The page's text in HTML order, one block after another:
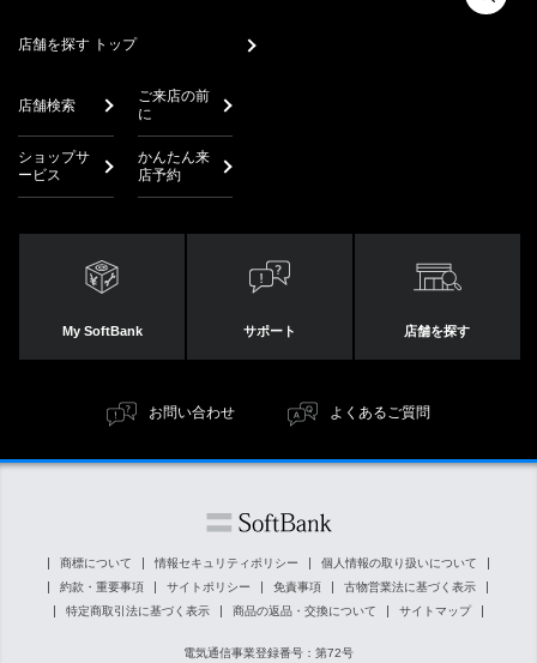
店舗を探す トップ
店舗検索
ご来店の前
に
ショップサ
ービス
かんたん来
店予約
My SoftBank サポート 店舗を探す
お問い合わせ よくあるご質問
商標について 情報セキュリティポリシー
個人情報の取り扱いについて
約款・重要事項
サイトポリシー 免責事項
古物営業法に基づく表示
特定商取引法に基づく表示
商品の返品・交換について サイトマップ
電気通信事業登録番号：第72号